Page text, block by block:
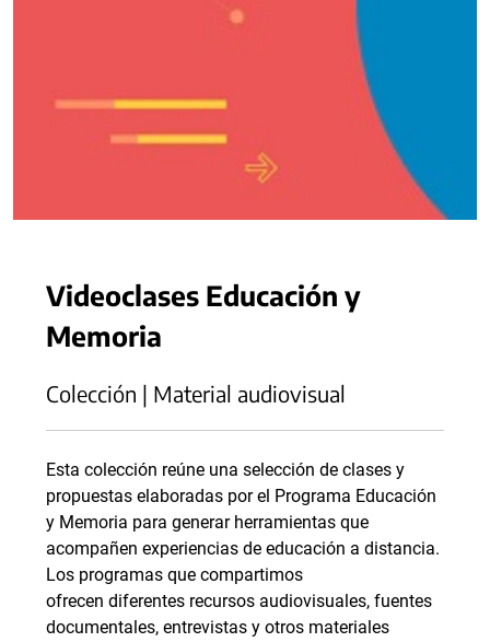
Videoclases Educación y
Memoria
Colección | Material audiovisual
Esta colección reúne una selección de clases y
propuestas elaboradas por el Programa Educación
y Memoria para generar herramientas que
acompañen experiencias de educación a distancia.
Los programas que compartimos
ofrecen diferentes recursos audiovisuales, fuentes
documentales, entrevistas y otros materiales